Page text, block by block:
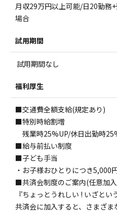
月収29万円以上可能/日20勤務
場合
試用期間
試用期間なし
福利厚生
■交通費全額支給(規定あり)
■特別時給割増
残業時25%UP/休日出勤時
■給与前払い制度
■子ども手当
・お子様おひとりにつき5,000
■共済会制度のご案内(任意加
『ちょっとうれしい ! いざとい
共済会に加入すると、さまざ